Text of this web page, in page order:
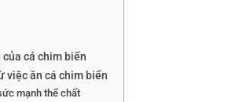
cá chim biển
việc ăn cá chim biển
mạnh thể chất